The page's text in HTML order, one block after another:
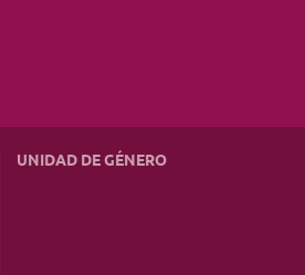
UNIDAD DE GÉNERO